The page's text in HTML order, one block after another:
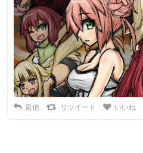
返信 リツイート いいね